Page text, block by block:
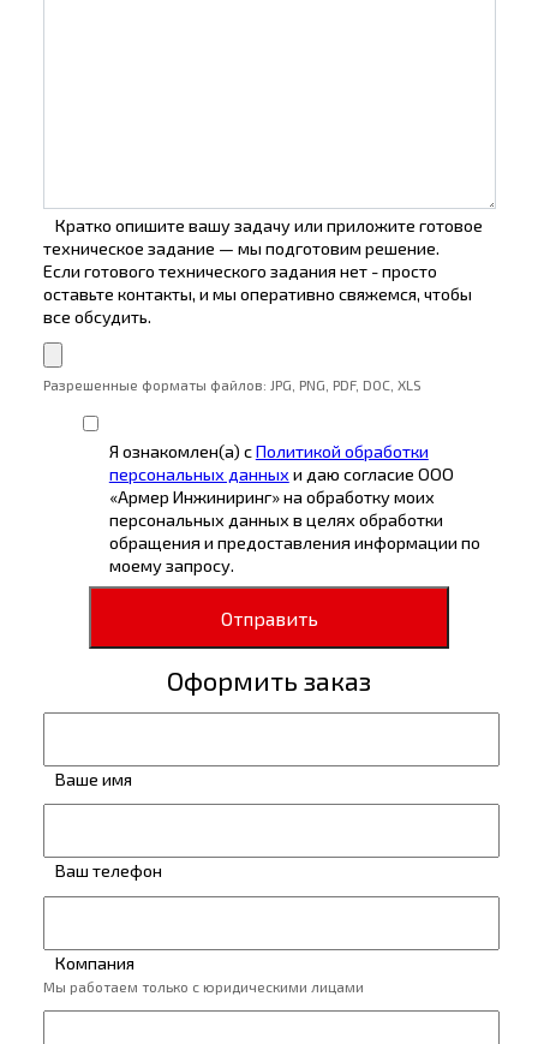
Кратко опишите вашу задачу или приложите готовое
техническое задание — мы подготовим решение.
Если готового технического задания нет - просто
оставьте контакты, и мы оперативно свяжемся, чтобы
все обсудить.
Разрешенные форматы файлов: JPG, PNG, PDF, DOC, XLS
Я ознакомлен(а) сПолитикой обработки
персональных данных и даю согласие ООО
«Армер Инжиниринг» на обработку моих
персональных данных в целях обработки
обращения и предоставления информации по
моему запросу.
Отправить
Оформить заказ
Ваше имя
Ваш телефон
Компания
Мы работаем только с юридическими лицами